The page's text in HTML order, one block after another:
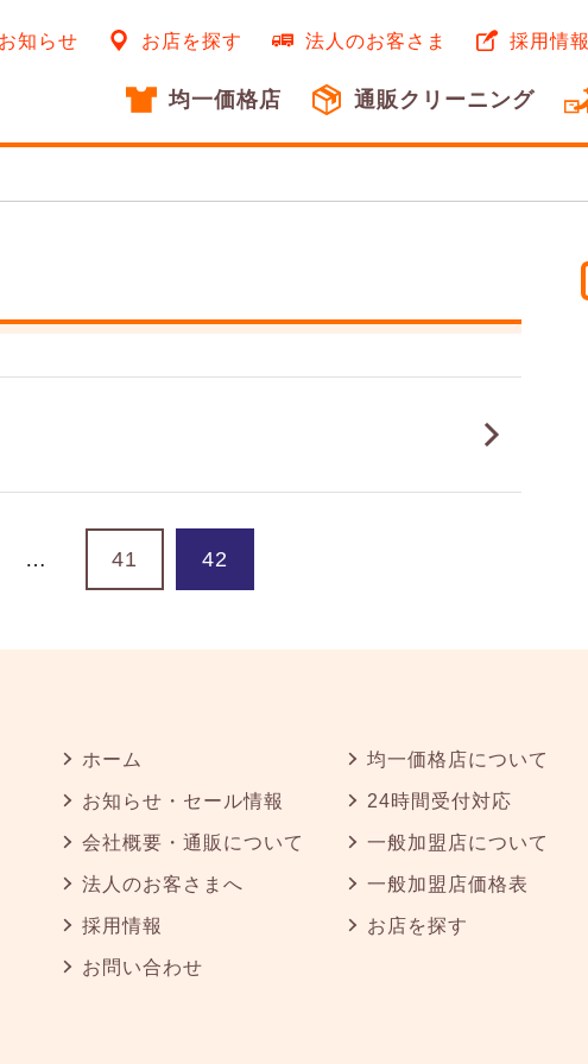
均一価格店 通販クリーニング
お知らせ お店を探す 法人のお客さま 採用情報
… 41 42
ホーム
お知らせ・セール情報
会社概要・通販について
法人のお客さまへ
採用情報
お問い合わせ
均一価格店について
24時間受付対応
一般加盟店について
一般加盟店価格表
お店を探す